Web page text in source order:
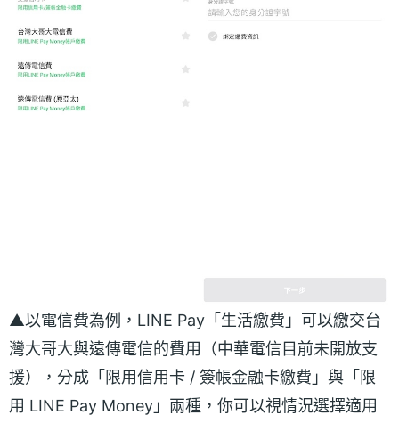
▲以電信費為例，LINE Pay「生活繳費」可以繳交台
灣大哥大與遠傳電信的費用（中華電信目前未開放支
援），分成「限用信用卡 / 簽帳金融卡繳費」與「限
用 LINE Pay Money」兩種，你可以視情況選擇適用